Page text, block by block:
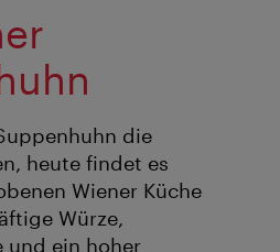
die
heute findet es
Wiener Küche
Würze,
und ein hoher